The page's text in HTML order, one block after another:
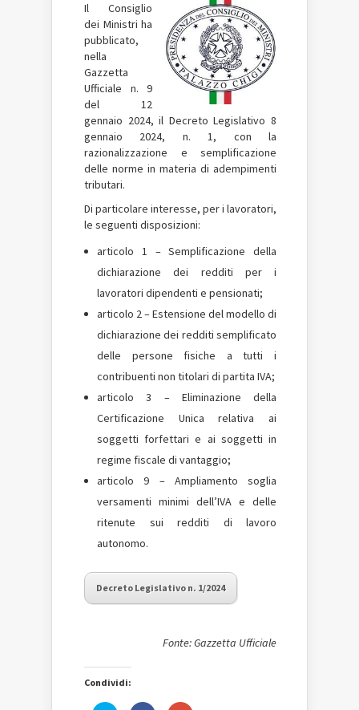
Il Consiglio
dei Ministri ha
pubblicato,
nella
Gazzetta
Ufficiale n. 9
del 12
gennaio 2024, il Decreto Legislativo 8
gennaio 2024, n. 1, con la
razionalizzazione e semplificazione
delle norme in materia di adempimenti
tributari.
Di particolare interesse, per i lavoratori,
le seguenti disposizioni:
articolo 1 – Semplificazione della
dichiarazione dei redditi per i
lavoratori dipendenti e pensionati;
articolo 2 – Estensione del modello di
dichiarazione dei redditi semplificato
delle persone fisiche a tutti i
contribuenti non titolari di partita IVA;
articolo 3 – Eliminazione della
Certificazione Unica relativa ai
soggetti forfettari e ai soggetti in
regime fiscale di vantaggio;
articolo 9 – Ampliamento soglia
versamenti minimi dell’IVA e delle
ritenute sui redditi di lavoro
autonomo.
Decreto Legislativo n. 1/2024
Fonte: Gazzetta Ufficiale
Condividi: